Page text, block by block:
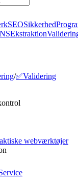
SEOSikkerhed
Ekstraktion
/✅Validering
webværktøjer